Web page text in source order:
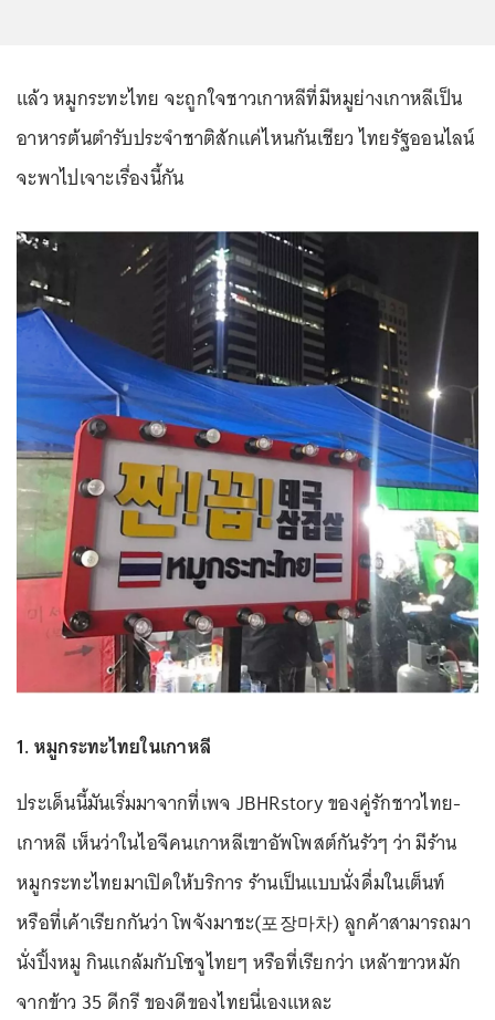
แล้ว หมูกระทะไทย จะถูกใจชาวเกาหลีที่มีหมูย่างเกาหลีเป็น
อาหารต้นตำรับประจำชาติสักแค่ไหนกันเชียว ไทยรัฐออนไลน์
จะพาไปเจาะเรื่องนี้กัน
1. หมูกระทะไทยในเกาหลี
ประเด็นนี้มันเริ่มมาจากที่เพจ JBHRstory ของคู่รักชาวไทย-
เกาหลี เห็นว่าในไอจีคนเกาหลีเขาอัพโพสต์กันรัวๆ ว่า มีร้าน
หมูกระทะไทยมาเปิดให้บริการ ร้านเป็นแบบนั่งดื่มในเต็นท์
หรือที่เค้าเรียกกันว่า โพจังมาชะ(포장마차) ลูกค้าสามารถมา
นั่งปิ้งหมู กินแกล้มกับโซจูไทยๆ หรือที่เรียกว่า เหล้าขาวหมัก
จากข้าว 35 ดีกรี ของดีของไทยนี่เองแหละ